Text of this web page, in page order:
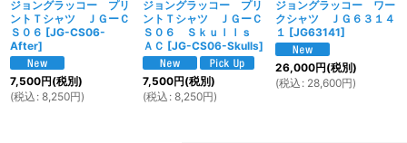
ジョングラッコー プリ
ントＴシャツ ＪＧーＣ
Ｓ０６ [JG-CS06-
After]
7,500円(税別)
(税込 : 8,250円)
ジョングラッコー プリ
ントＴシャツ ＪＧーＣ
Ｓ０６ Ｓｋｕｌｌｓ
ＡＣ [JG-CS06-Skulls]
7,500円(税別)
(税込 : 8,250円)
ジョングラッコー ワー
クシャツ ＪＧ６３１４
１ [JG63141]
26,000円(税別)
(税込 : 28,600円)